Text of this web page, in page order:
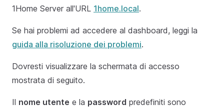
1Home Server all'URL 1home.local.
Se hai problemi ad accedere al dashboard, leggi la
guida alla risoluzione dei problemi.
Dovresti visualizzare la schermata di accesso
mostrata di seguito.
Il nome utente e la password predefiniti sono